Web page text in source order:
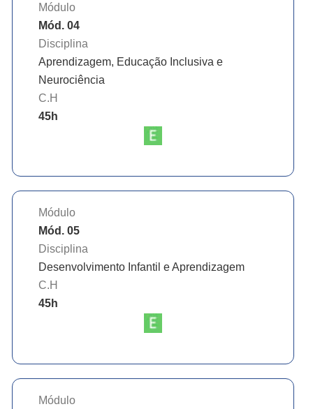
Módulo
Mód. 04
Disciplina
Aprendizagem, Educação Inclusiva e
Neurociência
C.H
45h
Módulo
Mód. 05
Disciplina
Desenvolvimento Infantil e Aprendizagem
C.H
45h
Módulo